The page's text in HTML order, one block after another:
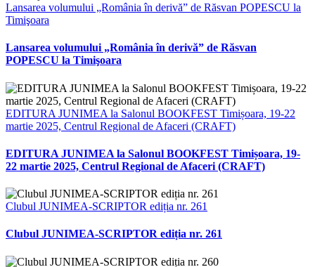
Lansarea volumului „România în derivă” de Răsvan POPESCU la
Timişoara
Lansarea volumului „România în derivă” de Răsvan
POPESCU la Timişoara
EDITURA JUNIMEA la Salonul BOOKFEST Timișoara, 19-22
martie 2025, Centrul Regional de Afaceri (CRAFT)
EDITURA JUNIMEA la Salonul BOOKFEST Timișoara, 19-
22 martie 2025, Centrul Regional de Afaceri (CRAFT)
Clubul JUNIMEA-SCRIPTOR ediția nr. 261
Clubul JUNIMEA-SCRIPTOR ediția nr. 261